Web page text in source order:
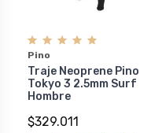
Pino
Traje Neoprene Pino
Tokyo 3 2.5mm Surf
Hombre
$329.011